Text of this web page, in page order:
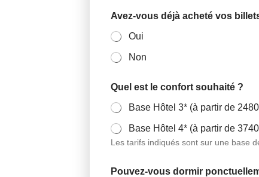
Avez-vous déjà acheté vos
Oui
Non
Quel est le confort souhaité ?
Base Hôtel 3* (à partir de
Base Hôtel 4* (à partir de
Les tarifs indiqués sont sur une base
Pouvez-vous dormir